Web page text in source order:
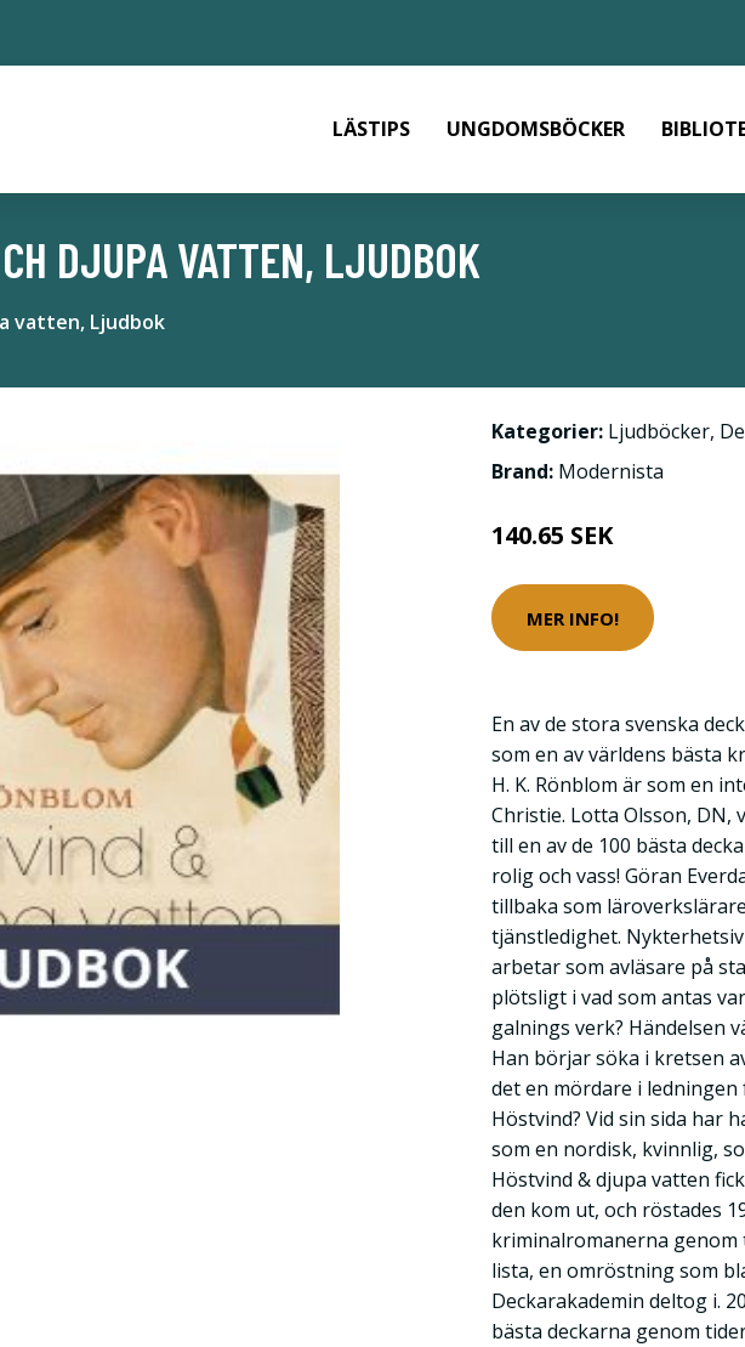
LÄSTIPS UNGDOMSBÖCKER
DJUPA VATTEN, LJUDBOK
vatten, Ljudbok
Kategorier: Ljudböcker,
Brand: Modernista
140.65 SEK
MER INFO!
En av de stora svenska
som en av världens bästa
H. K. Rönblom är som en
Christie. Lotta Olsson, DN,
till en av de 100 bästa
rolig och vass! Göran
tillbaka som
tjänstledighet.
arbetar som avläsare på
plötsligt i vad som antas
galnings verk? Händelsen
Han börjar söka i kretsen
det en mördare i
Höstvind? Vid sin sida har
som en nordisk, kvinnlig,
Höstvind & djupa vatten
den kom ut, och röstades
kriminalromanerna
lista, en omröstning som
Deckarakademin deltog i.
bästa deckarna genom